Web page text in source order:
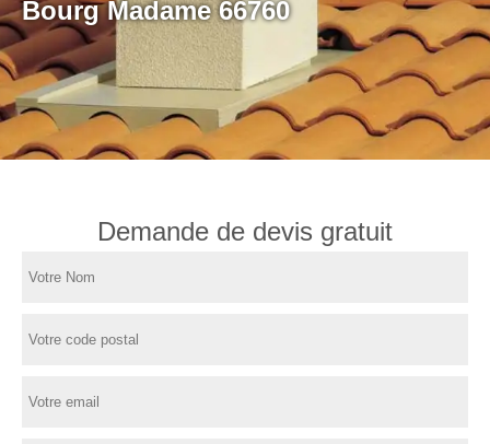
Bourg Madame 66760
Demande de devis gratuit